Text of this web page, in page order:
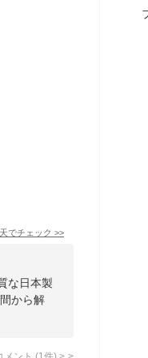
でチェック >>
な日本製
から解
メント (1 件) >